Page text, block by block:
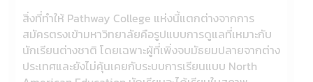
สิ่งที่ทำให้ Pathway College แห่งนี้แตกต่างจากการ
สมัครตรงเข้ามหาวิทยาลัยคือรูปแบบการดูแลที่เหมาะกับ
นักเรียนต่างชาติ โดยเฉพาะผู้ที่เพิ่งจบมัธยมปลายจากต่าง
ประเทศและยังไม่คุ้นเคยกับระบบการเรียนแบบ North